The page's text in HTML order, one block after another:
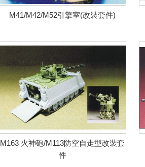
M41/M42/M52引擎室(改裝套件)
M163 火神砲/M113防空自走型改裝套
件